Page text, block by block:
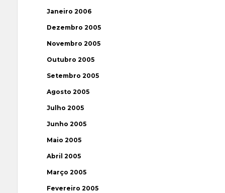
Janeiro 2006
Dezembro 2005
Novembro 2005
Outubro 2005
Setembro 2005
Agosto 2005
Julho 2005
Junho 2005
Maio 2005
Abril 2005
Março 2005
Fevereiro 2005